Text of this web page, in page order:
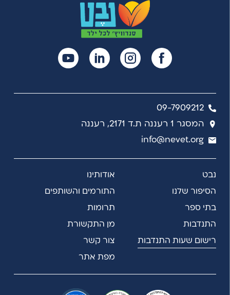
09-7909212
המסגר 1 רעננה ת.ד 2171, רעננה
info@nevet.org
נבט אודותינו
הסיפור שלנו התורמים והשותפים
בתי ספר תרומות
התנדבות מן התקשורת
רישום שעות התנדבות צור קשר
מפת אתר